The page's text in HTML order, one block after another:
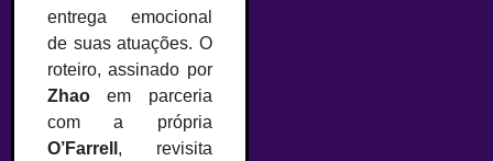
entrega emocional
de suas atuações. O
roteiro, assinado por
Zhaoem parceria
com a própria
O’Farrell , revisita